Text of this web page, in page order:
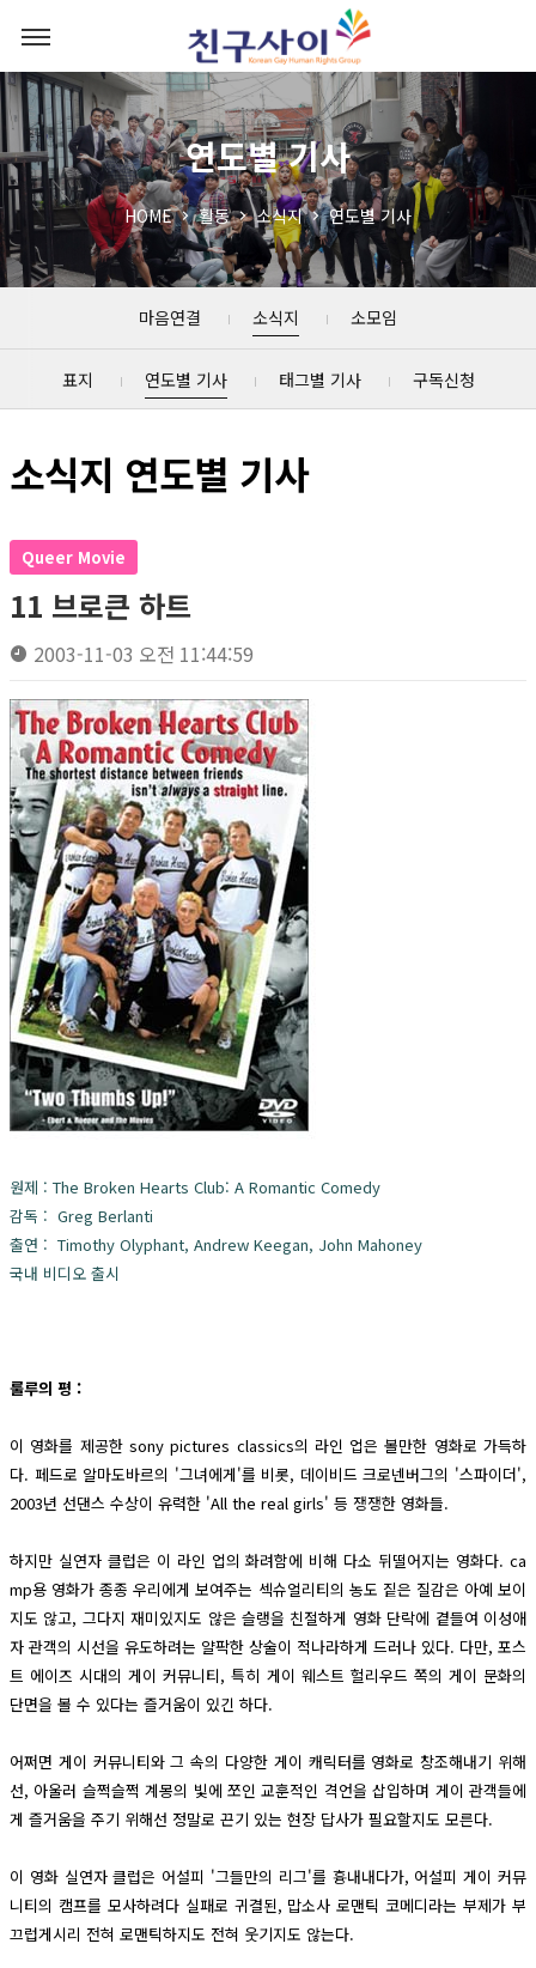
연도별 기사
HOME 활동 소식지 연도별 기사
마음연결 소식지 소모임
표지 연도별 기사 태그별 기사 구독신청
소식지 연도별 기사
Queer Movie
11 브로큰 하트
2003-11-03 오전 11:44:59
원제 : The Broken Hearts Club: A Romantic Comedy
감독 : Greg Berlanti
출연 : Timothy Olyphant, Andrew Keegan, John Mahoney
국내 비디오 출시
룰루의 평 :
이 영화를 제공한 sony pictures classics의 라인 업은 볼만한 영화로 가득하
다. 페드로 알마도바르의 '그녀에게'를 비롯, 데이비드 크로넨버그의 '스파이더',
2003년 선댄스 수상이 유력한 'All the real girls' 등 쟁쟁한 영화들.
하지만 실연자 클럽은 이 라인 업의 화려함에 비해 다소 뒤떨어지는 영화다. ca
mp용 영화가 종종 우리에게 보여주는 섹슈얼리티의 농도 짙은 질감은 아예 보이
지도 않고, 그다지 재미있지도 않은 슬랭을 친절하게 영화 단락에 곁들여 이성애
자 관객의 시선을 유도하려는 얄팍한 상술이 적나라하게 드러나 있다. 다만, 포스
트 에이즈 시대의 게이 커뮤니티, 특히 게이 웨스트 헐리우드 쪽의 게이 문화의
단면을 볼 수 있다는 즐거움이 있긴 하다.
어쩌면 게이 커뮤니티와 그 속의 다양한 게이 캐릭터를 영화로 창조해내기 위해
선, 아울러 슬쩍슬쩍 계몽의 빛에 쪼인 교훈적인 격언을 삽입하며 게이 관객들에
게 즐거움을 주기 위해선 정말로 끈기 있는 현장 답사가 필요할지도 모른다.
이 영화 실연자 클럽은 어설피 '그들만의 리그'를 흉내내다가, 어설피 게이 커뮤
니티의 캠프를 모사하려다 실패로 귀결된, 맙소사 로맨틱 코메디라는 부제가 부
끄럽게시리 전혀 로맨틱하지도 전혀 웃기지도 않는다.